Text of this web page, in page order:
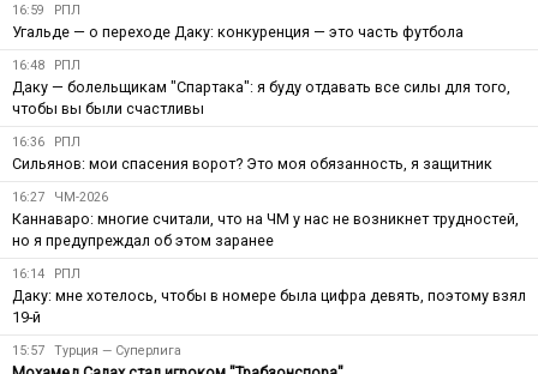
16:59 РПЛ
Угальде — о переходе Даку: конкуренция — это часть футбола
16:48 РПЛ
Даку — болельщикам "Спартака": я буду отдавать все силы для того,
чтобы вы были счастливы
16:36 РПЛ
Сильянов: мои спасения ворот? Это моя обязанность, я защитник
16:27 ЧМ-2026
Каннаваро: многие считали, что на ЧМ у нас не возникнет трудностей,
но я предупреждал об этом заранее
16:14 РПЛ
Даку: мне хотелось, чтобы в номере была цифра девять, поэтому взял
19-й
15:57 Турция — Суперлига